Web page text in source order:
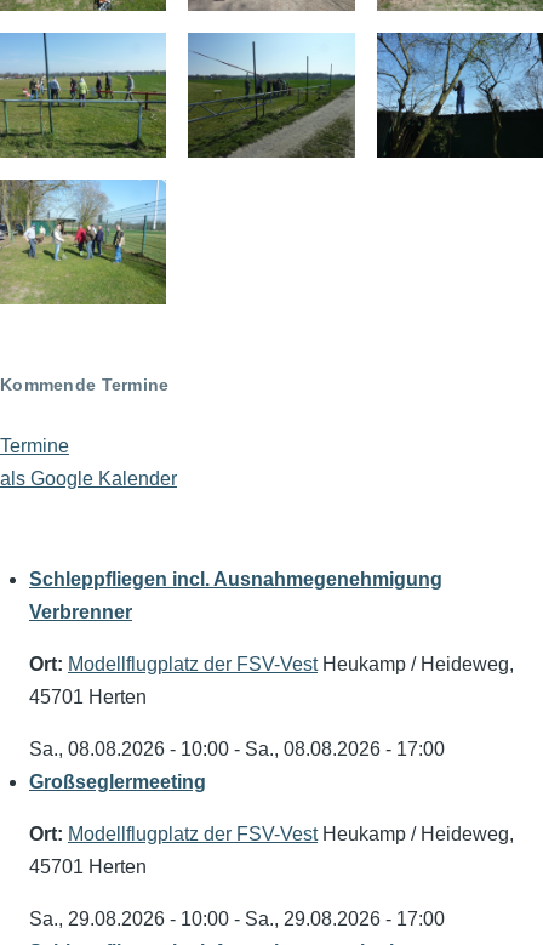
Kommende Termine
Termine
als Google Kalender
Schleppfliegen incl. Ausnahmegenehmigung
Verbrenner
Ort: Modellflugplatz der FSV-VestHeukamp / Heideweg,
45701 Herten
Sa., 08.08.2026 - 10:00 - Sa., 08.08.2026 - 17:00
Großseglermeeting
Ort: Modellflugplatz der FSV-VestHeukamp / Heideweg,
45701 Herten
Sa., 29.08.2026 - 10:00 - Sa., 29.08.2026 - 17:00